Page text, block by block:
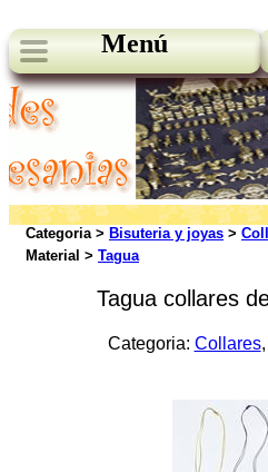
Menú
Categoria > Bisuteria y joyas >
Material > Tagua
Tagua collares
Categoria: Collares